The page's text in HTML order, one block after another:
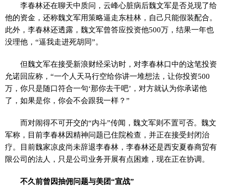
李春林还在聊天中质问，云峰心脏病后魏文军是否兑现了给
他的资金，还称魏文军用策略逼走东桂林，自己只能假装配合。
此外，李春林还透露，魏文军曾答应投资他500万，结果一年也
没理他，“逼我走进死胡同”。
但魏文军在接受新浪财经采访时，对李春林口中的这笔投资
允诺回应称，“一个人天马行空给你讲一堆想法，让你投资500
万，你只是随口符合一句‘那你去干吧’，对方就认为你承诺他
了，如果是你，你会不会跟我一样？”
而对闹得不可开交的“内斗”传闻，魏文军则不置可否。魏文
军称，目前李春林因精神问题已住院检查，并正在接受封闭治
疗。目前魏家凉皮尚未辞退李春林，李春林还是西安夏春商贸有
限公司的法人，只是公司业务开展有点困难，现在正在协调。
不久前曾因抽佣问题与美团“宣战”